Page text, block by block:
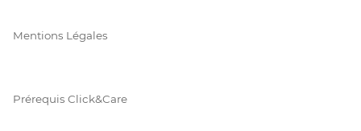
Mentions Légales
Prérequis Click&Care